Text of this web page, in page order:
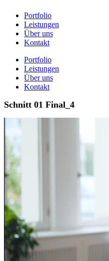
Portfolio
Leistungen
Über uns
Kontakt
Portfolio
Leistungen
Über uns
Kontakt
Schnitt 01 Final_4